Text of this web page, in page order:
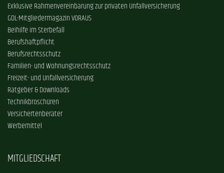
Exklusive Rahmenvereinbarung zur privaten Unfallversicherung
GDL-Mitgliedermagazin VORAUS
Beihilfe im Sterbefall
Berufshaftpflicht
Berufsrechtsschutz
Familien- und Wohnungsrechtsschutz
Freizeit- und Unfallversicherung
Ratgeber & Downloads
Technikbroschüren
Versichertenberater
Werbemittel
MITGLIEDSCHAFT